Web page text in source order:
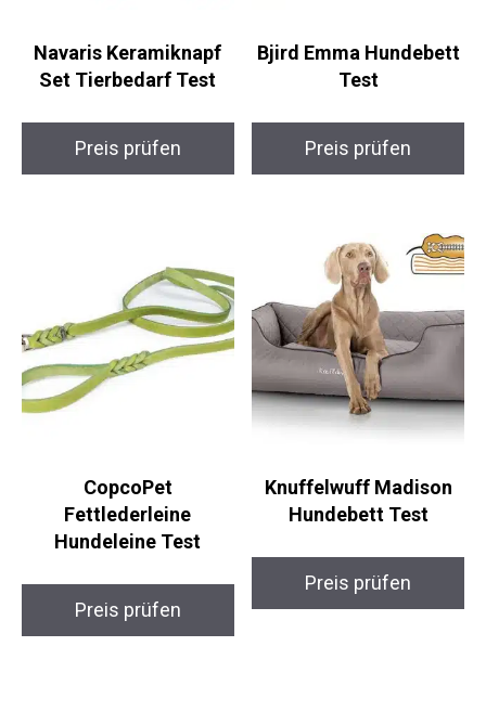
Navaris Keramiknapf
Set Tierbedarf Test
Preis prüfen
Bjird Emma Hundebett
Test
Preis prüfen
CopcoPet
Fettlederleine
Hundeleine Test
Preis prüfen
Knuffelwuff Madison
Hundebett Test
Preis prüfen